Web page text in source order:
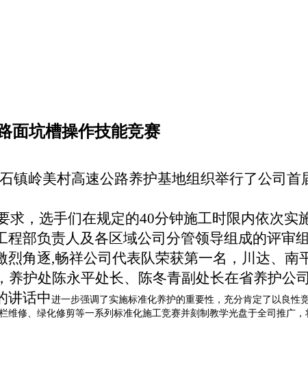
面坑槽操作技能竞赛
镇岭美村高速公路养护基地组织举行了公司首
求，选手们在规定的40分钟施工时限内依次实
部负责人及各区域公司分管领导组成的评审
烈角逐,畅祥公司代表队荣获第一名，川达、南
养护处陈永平处长、陈冬青副处长在省养护公
讲话中进一步强调了实施标准化养护的重要性，充分肯定了以良
修、绿化修剪等一系列标准化施工竞赛并刻制教学光盘于全司推广，